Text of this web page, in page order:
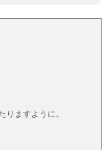
りますように。